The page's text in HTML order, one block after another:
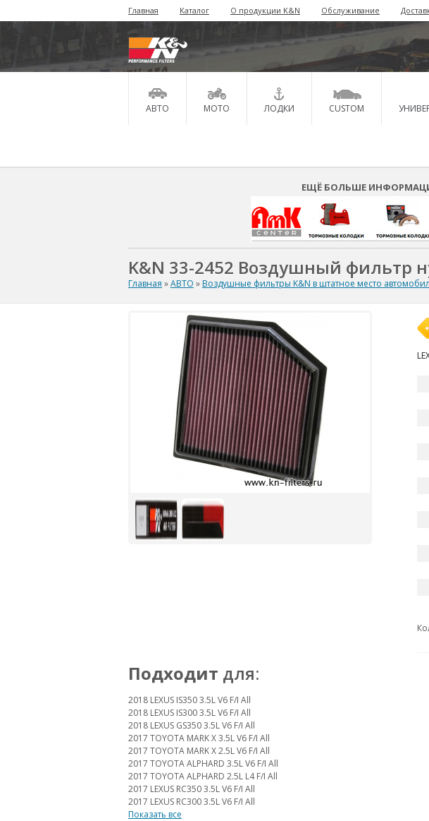
Главная Каталог О продукции K&N Обслуживание
АВТО МОТО ЛОДКИ CUSTOM
ЕЩЁ БОЛЬШЕ
K&N 33-2452 Воздушный фильтр
Главная »АВТО » Воздушные фильтры K&N в штатное место
Подходит для:
2018 LEXUS IS350 3.5L V6 F/I All
2018 LEXUS IS300 3.5L V6 F/I All
2018 LEXUS GS350 3.5L V6 F/I All
2017 TOYOTA MARK X 3.5L V6 F/I All
2017 TOYOTA MARK X 2.5L V6 F/I All
2017 TOYOTA ALPHARD 3.5L V6 F/I All
2017 TOYOTA ALPHARD 2.5L L4 F/I All
2017 LEXUS RC350 3.5L V6 F/I All
2017 LEXUS RC300 3.5L V6 F/I All
Показать все